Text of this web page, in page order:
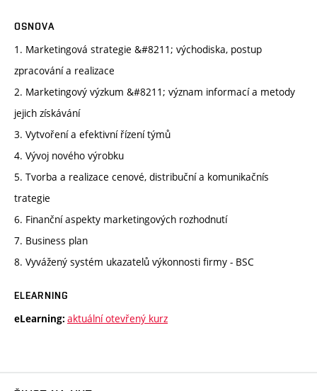
OSNOVA
1. Marketingová strategie &#8211; východiska, postup
zpracování a realizace
2. Marketingový výzkum &#8211; význam informací a metody
jejich získávání
3. Vytvoření a efektivní řízení týmů
4. Vývoj nového výrobku
5. Tvorba a realizace cenové, distribuční a komunikačnís
trategie
6. Finanční aspekty marketingových rozhodnutí
7. Business plan
8. Vyvážený systém ukazatelů výkonnosti firmy - BSC
ELEARNING
eLearning: aktuální otevřený kurz